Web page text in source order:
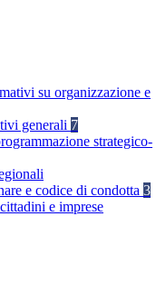
su organizzazione e
generali 7
strategico-
e codice di condotta 3
e imprese